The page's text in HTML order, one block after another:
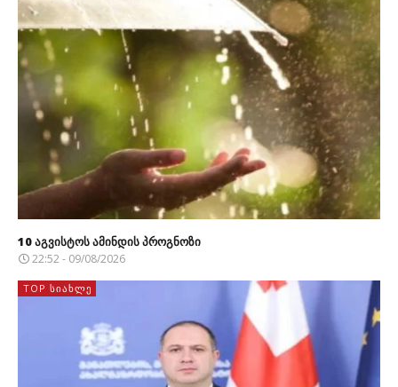
10 აგვისტოს ამინდის პროგნოზი
22:52 - 09/08/2026
TOP ᲡᲘᲐᲮᲚᲔ